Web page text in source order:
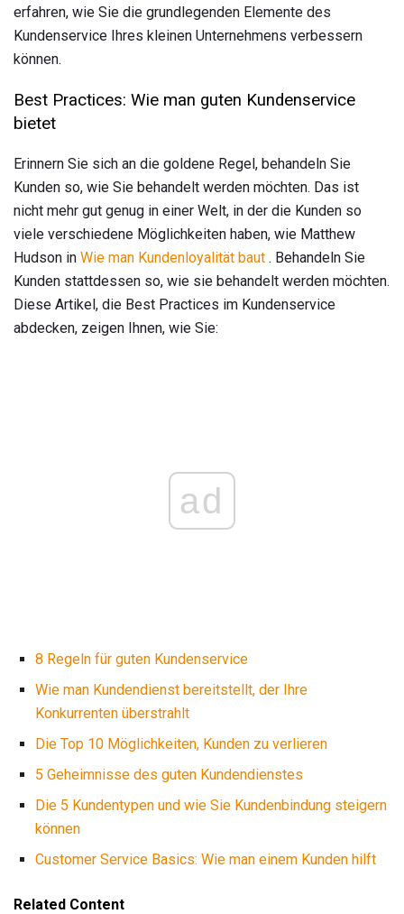
erfahren, wie Sie die grundlegenden Elemente des
Kundenservice Ihres kleinen Unternehmens verbessern
können.
Best Practices: Wie man guten Kundenservice
bietet
Erinnern Sie sich an die goldene Regel, behandeln Sie
Kunden so, wie Sie behandelt werden möchten. Das ist
nicht mehr gut genug in einer Welt, in der die Kunden so
viele verschiedene Möglichkeiten haben, wie Matthew
Hudson in Wie man Kundenloyalität baut . Behandeln Sie
Kunden stattdessen so, wie sie behandelt werden möchten.
Diese Artikel, die Best Practices im Kundenservice
abdecken, zeigen Ihnen, wie Sie:
ad
8 Regeln für guten Kundenservice
Wie man Kundendienst bereitstellt, der Ihre
Konkurrenten überstrahlt
Die Top 10 Möglichkeiten, Kunden zu verlieren
5 Geheimnisse des guten Kundendienstes
Die 5 Kundentypen und wie Sie Kundenbindung steigern
können
Customer Service Basics: Wie man einem Kunden hilft
Related Content